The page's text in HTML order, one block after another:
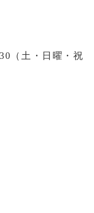
（土・日曜・祝